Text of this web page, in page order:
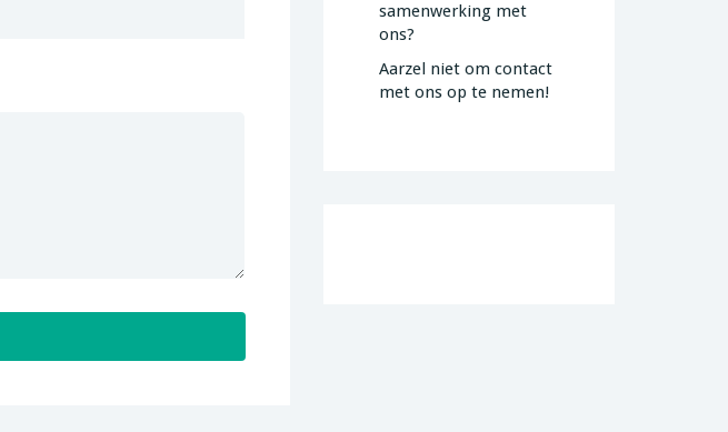
samenwerking met
ons?
Aarzel niet om contact
met ons op te nemen!